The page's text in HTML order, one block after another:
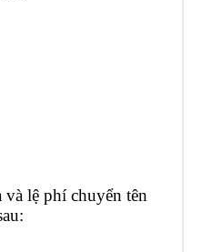
lệ phí chuyển tên